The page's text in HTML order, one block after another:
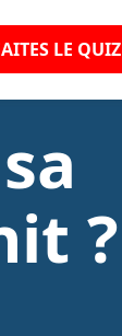
LE QUIZ
?